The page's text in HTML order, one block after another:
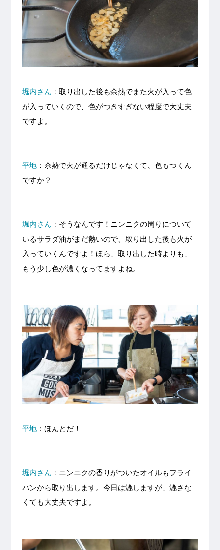
堀内さん ：取り出した後も余熱でまた火が入って色
が入っていくので、色がつきすぎない程度で大丈夫
ですよ。
平地：余熱で火が通るだけじゃなくて、色もつくん
ですか？
堀内さん ：そうなんです！ニンニクの周りについて
いるサラダ油がまだ熱いので、取り出した後も火が
入っていくんですよ！ほら、取り出した時よりも、
もう少し色が濃くなってますよね。
平地：ほんとだ！
堀内さん ：ニンニクの香りがついたオイルもフライ
パンから取り出します。今日は漉しますが、漉さな
くても大丈夫ですよ。